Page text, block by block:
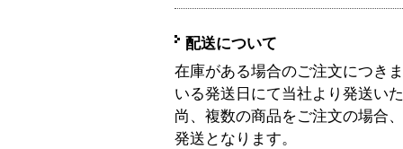
配送について
在庫がある場合のご注文につき
いる発送日にて当社より発送い
尚、複数の商品をご注文の場合
発送となります。